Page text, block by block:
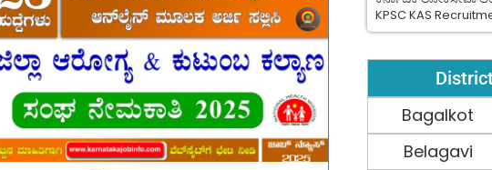
KPSC KAS
Bagalkot
Belagavi